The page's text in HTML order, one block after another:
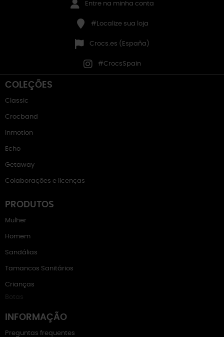
Entre na minha conta
#Localize sua loja
Crocs.es (España)
#CrocsSpain
COLEÇÕES
Classic
Crocband
Inmotion
Echo
Getaway
Colaborações e licenças
PRODUTOS
Mulher
Homem
Sandálias
Tamancos Sanitários
Crianças
Botas
INFORMAÇÃO
Preguntas frequentes